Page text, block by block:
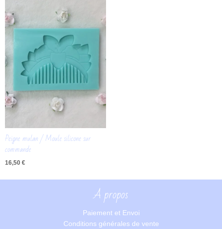
Peigne mulan / Moule silicone sur
commande
16,50 €
A propos
Paiement et Envoi
Conditions générales de vente